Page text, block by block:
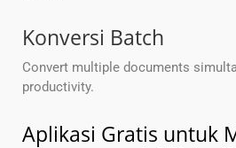
Konversi Batch
Convert multiple documents
productivity.
Aplikasi Gratis untuk